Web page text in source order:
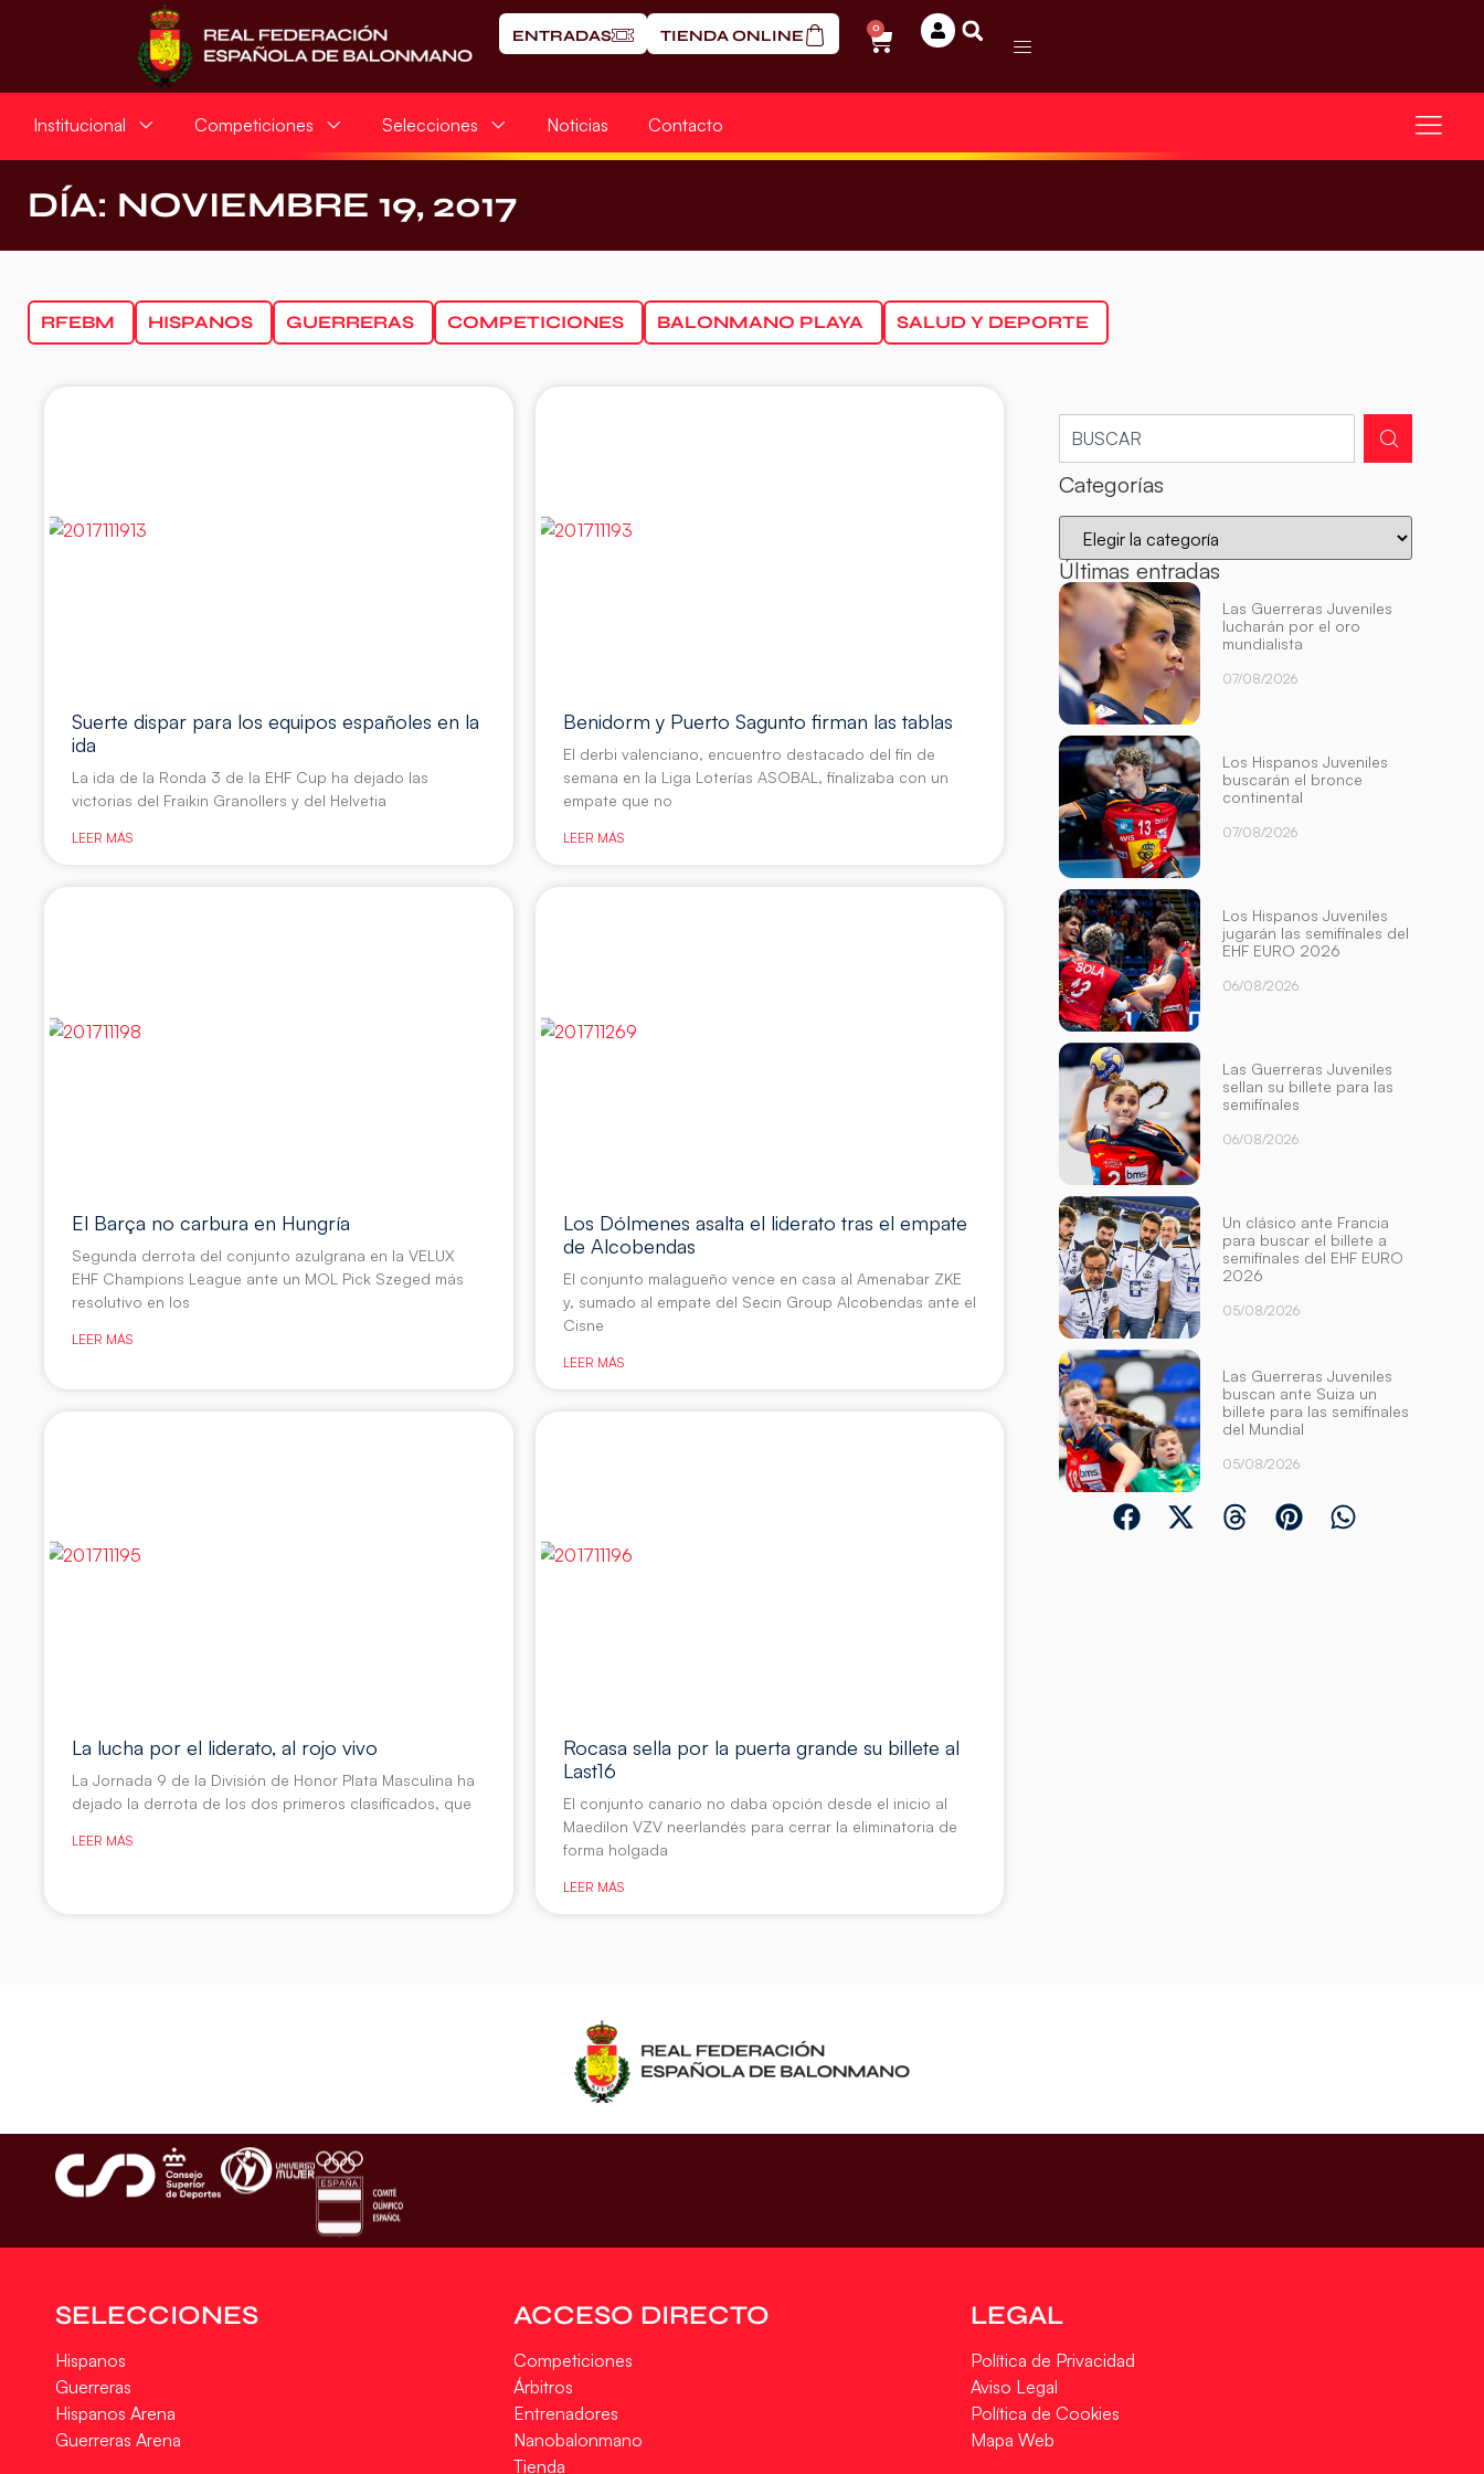
ENTRADAS TIENDA ONLINE 0
Institucional Competiciones Selecciones Noticias Contacto
DÍA: NOVIEMBRE 19, 2017
RFEBM HISPANOS GUERRERAS COMPETICIONES BALONMANO PLAYA SALUD Y DEPORTE
Suerte dispar para los equipos españoles en la
ida
La ida de la Ronda 3 de la EHF Cup ha dejado las
victorias del Fraikin Granollers y del Helvetia
LEER MÁS
Benidorm y Puerto Sagunto firman las tablas
El derbi valenciano, encuentro destacado del fin de
semana en la Liga Loterías ASOBAL, finalizaba con un
empate que no
LEER MÁS
El Barça no carbura en Hungría
Segunda derrota del conjunto azulgrana en la VELUX
EHF Champions League ante un MOL Pick Szeged más
resolutivo en los
LEER MÁS
Los Dólmenes asalta el liderato tras el empate
de Alcobendas
El conjunto malagueño vence en casa al Amenabar ZKE
y, sumado al empate del Secin Group Alcobendas ante el
Cisne
LEER MÁS
La lucha por el liderato, al rojo vivo
La Jornada 9 de la División de Honor Plata Masculina ha
dejado la derrota de los dos primeros clasificados, que
LEER MÁS
Rocasa sella por la puerta grande su billete al
Last16
El conjunto canario no daba opción desde el inicio al
Maedilon VZV neerlandés para cerrar la eliminatoria de
forma holgada
LEER MÁS
Categorías
Últimas entradas
Las Guerreras Juveniles
lucharán por el oro
mundialista
07/08/2026
Los Hispanos Juveniles
buscarán el bronce
continental
07/08/2026
Los Hispanos Juveniles
jugarán las semifinales del
EHF EURO 2026
06/08/2026
Las Guerreras Juveniles
sellan su billete para las
semifinales
06/08/2026
Un clásico ante Francia
para buscar el billete a
semifinales del EHF EURO
2026
05/08/2026
Las Guerreras Juveniles
buscan ante Suiza un
billete para las semifinales
del Mundial
05/08/2026
SELECCIONES
Hispanos
Guerreras
Hispanos Arena
Guerreras Arena
ACCESO DIRECTO
Competiciones
Árbitros
Entrenadores
Nanobalonmano
Tienda
LEGAL
Política de Privacidad
Aviso Legal
Política de Cookies
Mapa Web